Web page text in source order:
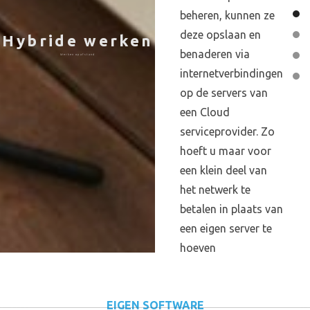
Hybride werken
Werken op afstand
beheren, kunnen ze
deze opslaan en
benaderen via
internetverbindingen
op de servers van
een Cloud
serviceprovider. Zo
hoeft u maar voor
een klein deel van
het netwerk te
betalen in plaats van
een eigen server te
hoeven
Hybride werken
Werken op afstand
beheren, kunnen ze
deze opslaan en
benaderen via
internetverbindingen
op de servers van
een Cloud
serviceprovider. Zo
hoeft u maar voor
een klein deel van
het netwerk te
betalen in plaats van
een eigen server te
hoeven
EIGEN SOFTWARE